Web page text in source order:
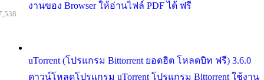
งานของ Browser ให้อ่านไฟล์ PDF ได้ ฟรี
uTorrent (โปรแกรม Bittorrent ยอดฮิต โหลดบิท ฟรี) 3.6.0
ดาวน์โหลดโปรแกรม uTorrent โปรแกรม Bittorrent ใช้งาน